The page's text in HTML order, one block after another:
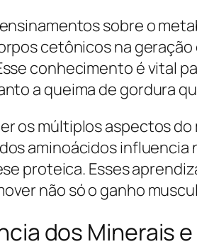
sobre o
cetônicos na
conhecimento é vital
a queima de gordura
os múltiplos aspectos
aminoácidos influencia
proteica. Esses
não só o ganho
dos Minerais